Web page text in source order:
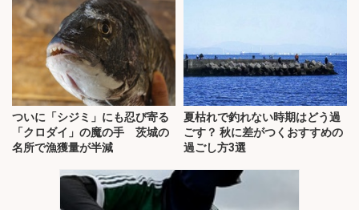
ついに「シジミ」にも忍び寄る
「クロダイ」の魔の手 茨城の
名所で漁獲量が半減
夏枯れで釣れない時期はどう過
ごす？ 秋に差がつくおすすめの
過ごし方3選